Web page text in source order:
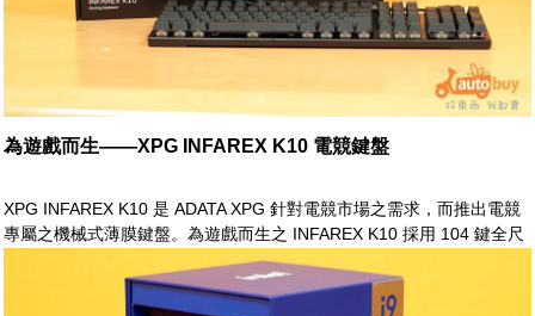
為遊戲而生——XPG INFAREX K10 電競鍵盤
XPG INFAREX K10 是 ADATA XPG 針對電競市場之需求，而推出電競
專屬之機械式薄膜鍵盤。為遊戲而生之 INFAREX K10 採用 104 鍵全尺
寸配置，本體具備各式因應電競需求之功能設計。華麗的 RGB 特效，
讓使用者可針對不同情境需求自由切換。